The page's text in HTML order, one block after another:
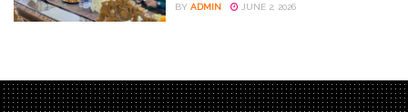
BY ADMIN JUNE 2, 2026